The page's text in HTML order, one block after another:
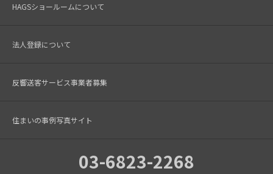
HAGSショールームについて
法人登録について
反響送客サービス事業者募集
住まいの事例写真サイト
03-6823-2268